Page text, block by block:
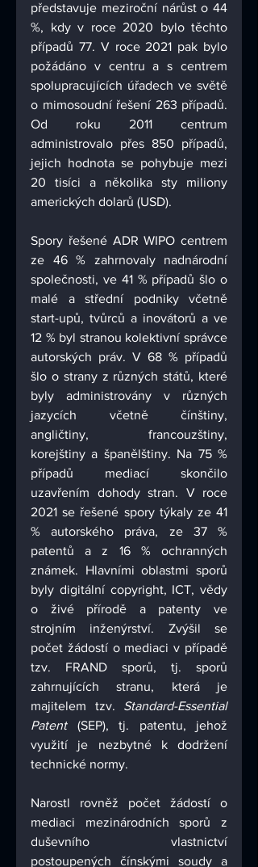
představuje meziroční nárůst o 44
%, kdy v roce 2020 bylo těchto
případů 77. V roce 2021 pak bylo
požádáno v centru a s centrem
spolupracujících úřadech ve světě
o mimosoudní řešení 263 případů.
Od roku 2011 centrum
administrovalo přes 850 případů,
jejich hodnota se pohybuje mezi
20 tisíci a několika sty miliony
amerických dolarů (USD).
Spory řešené ADR WIPO centrem
ze 46 % zahrnovaly nadnárodní
společnosti, ve 41 % případů šlo o
malé a střední podniky včetně
start-upů, tvůrců a inovátorů a ve
12 % byl stranou kolektivní správce
autorských práv. V 68 % případů
šlo o strany z různých států, které
byly administrovány v různých
jazycích včetně čínštiny,
angličtiny, francouzštiny,
korejštiny a španělštiny. Na 75 %
případů mediací skončilo
uzavřením dohody stran. V roce
2021 se řešené spory týkaly ze 41
% autorského práva, ze 37 %
patentů a z 16 % ochranných
známek. Hlavními oblastmi sporů
byly digitální copyright, ICT, vědy
o živé přírodě a patenty ve
strojním inženýrství. Zvýšil se
počet žádostí o mediaci v případě
tzv. FRAND sporů, tj. sporů
zahrnujících stranu, která je
majitelem tzv. Standard-Essential
Patent (SEP), tj. patentu, jehož
využití je nezbytné k dodržení
technické normy.
Narostl rovněž počet žádostí o
mediaci mezinárodních sporů z
duševního vlastnictví
postoupených čínskými soudy a